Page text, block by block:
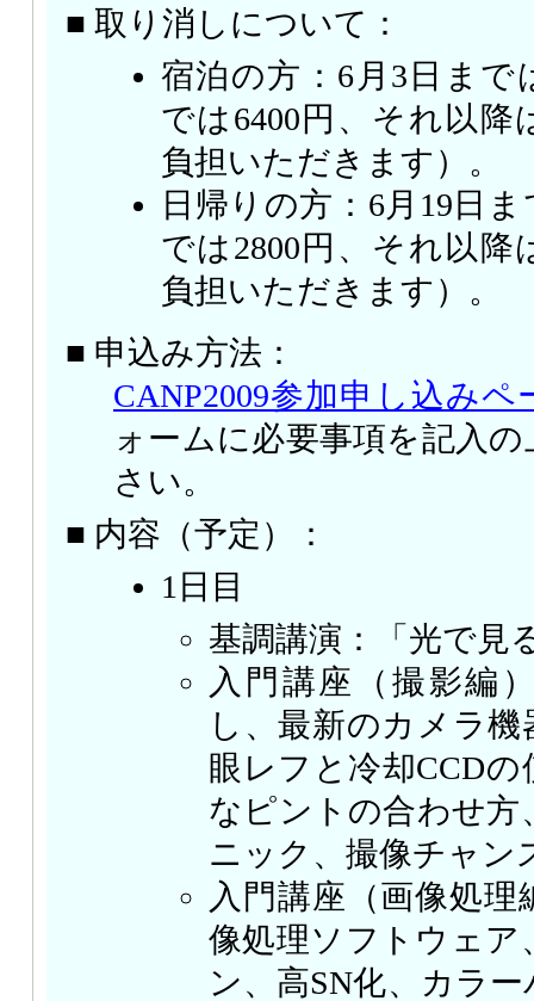
■ 取り消しについて：
宿泊の方：6月3日まで
では6400円、それ以降
負担いただきます）。
日帰りの方：6月19日
では2800円、それ以降
負担いただきます）。
■ 申込み方法：
CANP2009参加申し込みペ
ォームに必要事項を記入
さい。
■ 内容（予定）：
1日目
基調講演：「光で見
入門講座（撮影編
し、最新のカメラ
眼レフと冷却CCD
なピントの合わせ
ニック、撮像チャン
入門講座（画像処
像処理ソフトウェ
ン、高SN化、カラ